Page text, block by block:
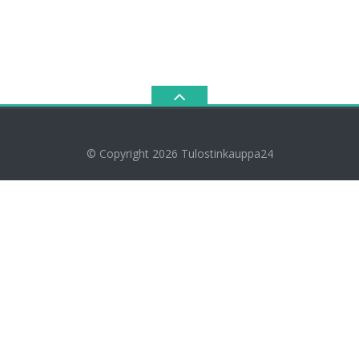
© Copyright 2026 Tulostinkauppa24